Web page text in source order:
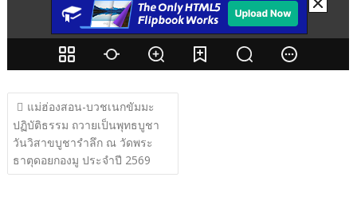
แนะแนว
เรื่อง
แม่ฮ่องสอน-บวชเนกขัมมะ
ปฏิบัติธรรม ถวายเป็นพุทธบูชา
วันวิสาขบูชารำลึก ณ วัดพระ
ธาตุดอยกองมู ประจำปี 2569